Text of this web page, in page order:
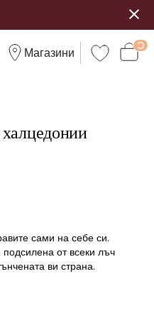
Магазини
сами на себе си.
от всеки лъч
ви страна.